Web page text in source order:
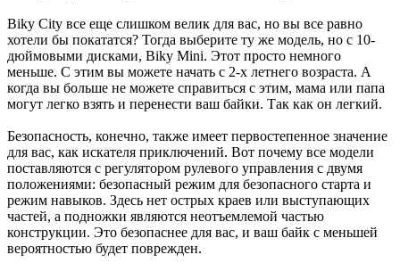
Biky City все еще слишком велик для вас, но вы все равно
хотели бы покататся? Тогда выберите ту же модель, но с 10-
дюймовыми дисками, Biky Mini. Этот просто немного
меньше. С этим вы можете начать с 2-х летнего возраста. А
когда вы больше не можете справиться с этим, мама или папа
могут легко взять и перенести ваш байки. Так как он легкий.
Безопасность, конечно, также имеет первостепенное значение
для вас, как искателя приключений. Вот почему все модели
поставляются с регулятором рулевого управления с двумя
положениями: безопасный режим для безопасного старта и
режим навыков. Здесь нет острых краев или выступающих
частей, а подножки являются неотъемлемой частью
конструкции. Это безопаснее для вас, и ваш байк с меньшей
вероятностью будет поврежден.